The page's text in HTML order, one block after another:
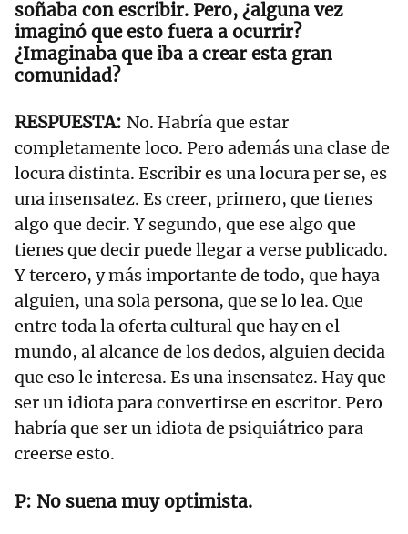
soñaba con escribir. Pero, ¿alguna vez
imaginó que esto fuera a ocurrir?
¿Imaginaba que iba a crear esta gran
comunidad?
No. Habría que estar
completamente loco. Pero además una clase de
locura distinta. Escribir es una locura per se, es
una insensatez. Es creer, primero, que tienes
algo que decir. Y segundo, que ese algo que
tienes que decir puede llegar a verse publicado.
Y tercero, y más importante de todo, que haya
alguien, una sola persona, que se lo lea. Que
entre toda la oferta cultural que hay en el
mundo, al alcance de los dedos, alguien decida
que eso le interesa. Es una insensatez. Hay que
ser un idiota para convertirse en escritor. Pero
habría que ser un idiota de psiquiátrico para
creerse esto.
No suena muy optimista.